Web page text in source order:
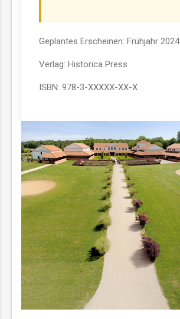
Geplantes Erscheinen: Frühjahr 2024
Verlag: Historica Press
ISBN: 978-3-XXXXX-XX-X